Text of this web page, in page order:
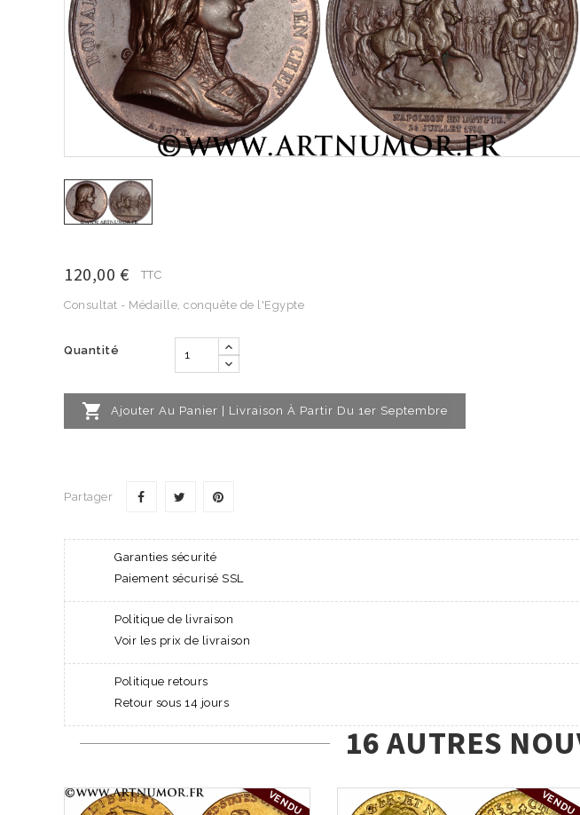
120,00 € TTC
Consultat - Médaille, conquête de l'Egypte
Quantité
 Ajouter Au Panier | Livraison À Partir Du 1er Septembre
Partager
Garanties sécurité
Paiement sécurisé SSL
Politique de livraison
Voir les prix de livraison
Politique retours
Retour sous 14 jours
16 AUTRES
VENDU VENDU